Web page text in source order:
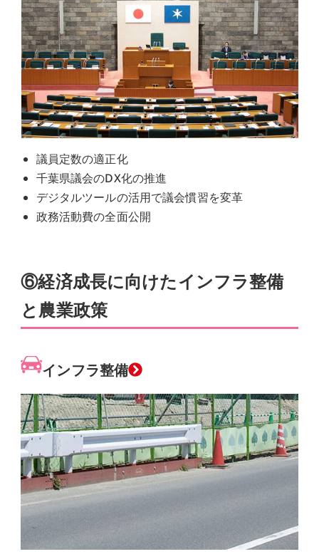
議員定数の適正化
千葉県議会のDX化の推進
デジタルツールの活用で議会慣習を変革
政務活動費の全面公開
⑥経済成長に向けたインフラ整備
と農業政策
インフラ整備